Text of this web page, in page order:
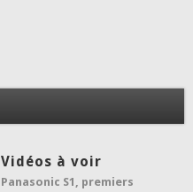
Vidéos à voir
Panasonic S1, premiers